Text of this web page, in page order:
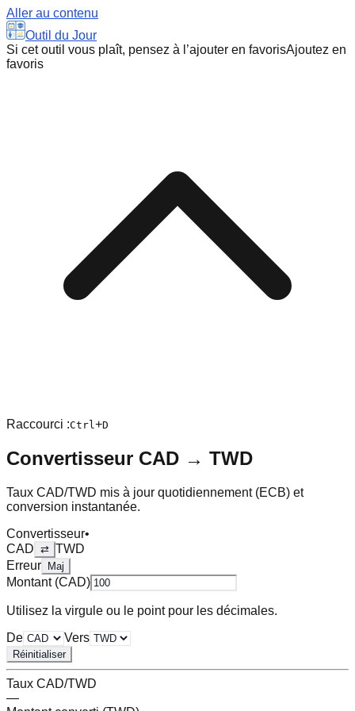
Aller au contenu
Outil du Jour
Si cet outil vous plaît, pensez à l’ajouter en favorisAjoutez en
favoris
Raccourci :Ctrl+D
Convertisseur CAD → TWD
Taux CAD/TWD mis à jour quotidiennement (ECB) et
conversion instantanée.
Convertisseur•
CAD ⇄ TWD
Erreur
Maj
Montant (CAD)
Utilisez la virgule ou le point pour les décimales.
De
Vers
Réinitialiser
Taux CAD/TWD
—